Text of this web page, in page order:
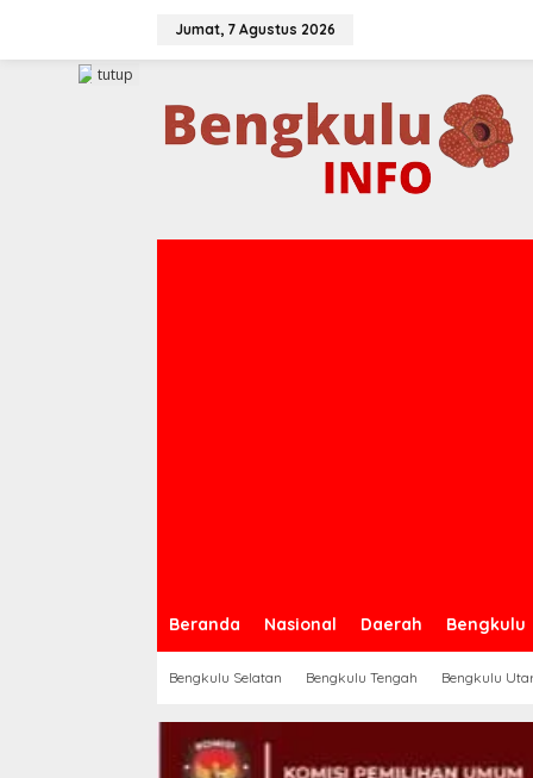
Jumat, 7 Agustus 2026
Beranda Nasional Daerah Bengkulu
Bengkulu Selatan Bengkulu Tengah Bengkulu
tutup